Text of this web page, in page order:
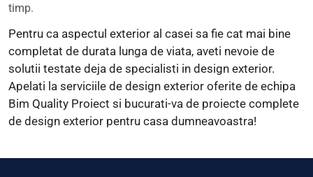
timp.
Pentru ca aspectul exterior al casei sa fie cat mai bine
completat de durata lunga de viata, aveti nevoie de
solutii testate deja de specialisti in design exterior.
Apelati la serviciile de design exterior oferite de echipa
Bim Quality Proiect si bucurati-va de proiecte complete
de design exterior pentru casa dumneavoastra!